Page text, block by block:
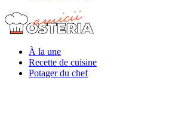
À la une
Recette de cuisine
Potager du chef